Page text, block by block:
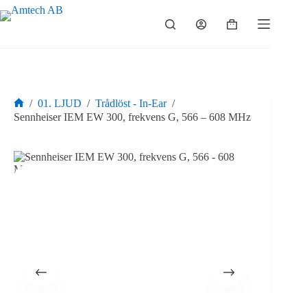
Hoppa
till
Varukorg
Hem
/ 01. LJUD / Trådlöst - In-Ear /
Sennheiser IEM EW 300, frekvens G, 566 – 608 MHz